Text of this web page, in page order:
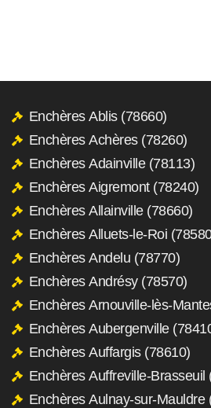
Enchères Ablis (78660)
Enchères Achères (78260)
Enchères Adainville (78113)
Enchères Aigremont (78240)
Enchères Allainville (78660)
Enchères Alluets-le-Roi
Enchères Andelu (78770)
Enchères Andrésy (78570)
Enchères Arnouville-lès-
Enchères Aubergenville
Enchères Auffargis (78610)
Enchères Auffreville-Brasseuil
Enchères Aulnay-sur-Mauldre